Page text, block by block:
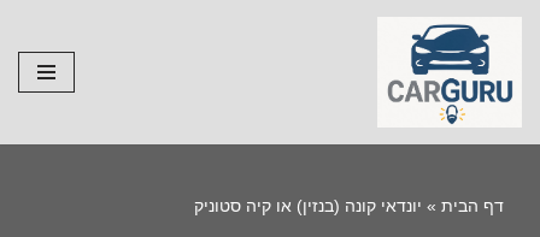
Skip
to
content
דף הבית » יונדאי קונה (בנזין) או קיה סטוניק